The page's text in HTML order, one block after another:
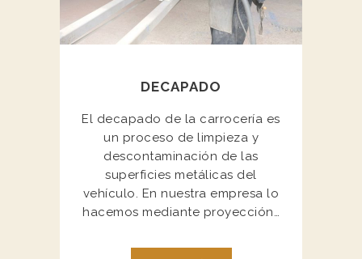
DECAPADO
El decapado de la carrocería es
un proceso de limpieza y
descontaminación de las
superficies metálicas del
vehículo. En nuestra empresa lo
hacemos mediante proyección…